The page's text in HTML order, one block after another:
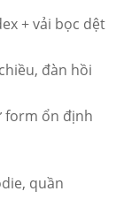
+ vải bọc dệt
đàn hồi
form ổn định
quần